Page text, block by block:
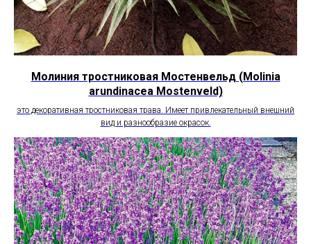
Молиния тростниковая Мостенвельд (Molinia
arundinacea Mostenveld)
это декоративная тростниковая трава. Имеет привлекательный внешний
вид и разнообразие окрасок.